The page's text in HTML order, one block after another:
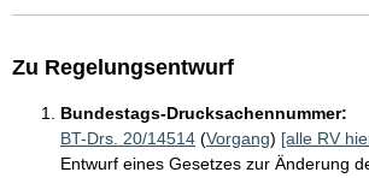
Zu Regelungsentwurf
Bundestags-Drucksachennummer:
BT-Drs. 20/14514 (Vorgang) [alle RV
Entwurf eines Gesetzes zur Änderung